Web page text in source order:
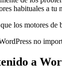
habituales a tu
los motores
no
a